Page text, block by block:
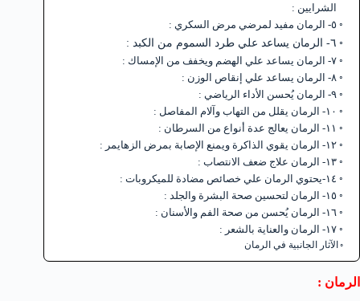
الشرايين :
٥- الرمان مفيد لمرضي مرض السكري :
٦- الرمان يساعد علي طرد السموم من الكبد :
٧- الرمان يساعد علي الهضم ويخفف من الإمساك :
٨- الرمان يساعد علي إنقاص الوزن :
٩- الرمان يُحسن الأداء الرياضي :
١٠- الرمان يقلل من التهاب وآلام المفاصل :
١١- الرمان يعالج عدة أنواع من السرطان :
١٢- الرمان يقوي الذاكرة ويمنع الإصابة بمرض الزهايمر :
١٣- الرمان علاج ضعف الانتصاب :
١٤-يحتوي الرمان علي خصائص مضادة للميكروبات :
١٥- الرمان لتحسين صحة البشرة والجلد :
١٦- الرمان يُحسن من صحة الفم والأسنان :
١٧- الرمان والعناية بالشعر :
الآثار الجانبية في الرمان
الرمان :